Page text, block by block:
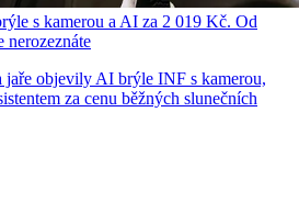
s kamerou a AI za 2 019 Kč. Od
jaře objevily AI brýle INF s kamerou,
za cenu běžných slunečních